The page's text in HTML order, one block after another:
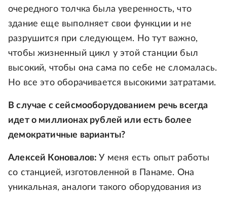
очередного толчка была уверенность, что
здание еще выполняет свои функции и не
разрушится при следующем. Но тут важно,
чтобы жизненный цикл у этой станции был
высокий, чтобы она сама по себе не сломалась.
Но все это оборачивается высокими затратами.
В случае с сейсмооборудованием речь всегда
идет о миллионах рублей или есть более
демократичные варианты?
Алексей Коновалов: У меня есть опыт работы
со станцией, изготовленной в Панаме. Она
уникальная, аналоги такого оборудования из